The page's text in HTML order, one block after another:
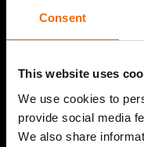
Consent
This website uses
We use cookies to
provide social media
We also share